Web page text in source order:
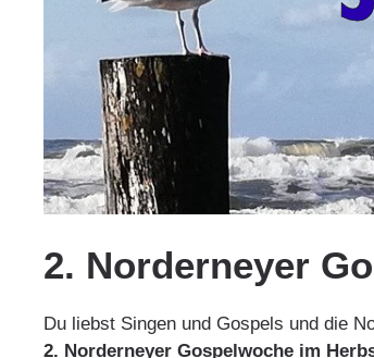
2. Norderneyer
Du liebst Singen und Gospels und die
2. Norderneyer Gospelwoche im